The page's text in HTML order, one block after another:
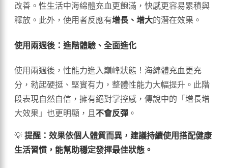
改善。性生活中海綿體充血更飽滿，快感更容易累積與
釋放。此外，使用者反應有增長、增大的潛在效果。
使用兩週後：進階體驗、全面進化
使用兩週後，性能力進入巔峰狀態！海綿體充血更充
分，勃起硬挺、堅實有力，整體性能力大幅提升。此階
段表現自然自信，擁有絕對掌控感，傳說中的「增長增
大效果」也更明顯，且 不會反彈 。
💡 提醒：效果依個人體質而異，建議持續使用搭配健康
生活習慣，能幫助穩定發揮最佳狀態。